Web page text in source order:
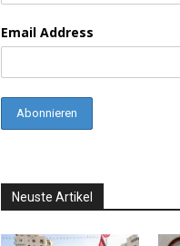
Email Address
Neuste Artikel